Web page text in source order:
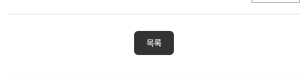
목록